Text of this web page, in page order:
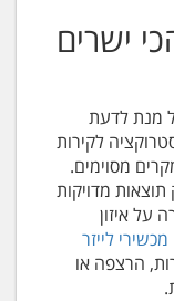
ישרים
מנת לדעת
לקירות
מסוימים.
מדויקות
על איזון
מכשירי לייזר
הרצפה או